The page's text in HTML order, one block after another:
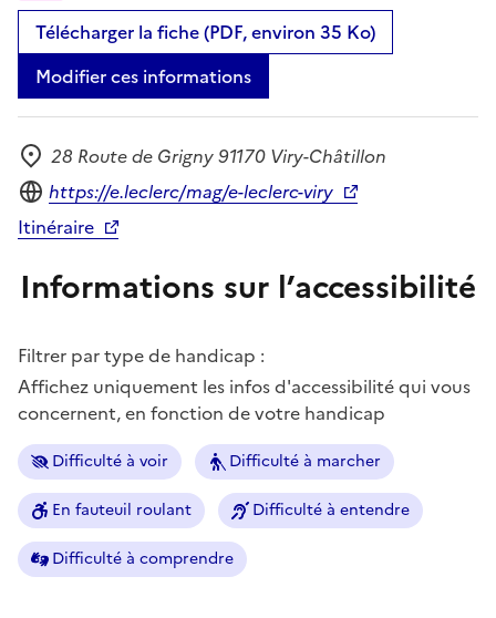
Télécharger la fiche (PDF, environ 35 Ko)
Modifier ces informations
Adresse
28 Route de Grigny 91170 Viry-Châtillon
Site internet
https://e.leclerc/mag/e-leclerc-viry
Itinéraire
Informations sur l’accessibilité
Filtrer par type de handicap :
Affichez uniquement les infos d'accessibilité qui vous
concernent, en fonction de votre handicap
Difficulté à voir Difficulté à marcher
En fauteuil roulant Difficulté à entendre
Difficulté à comprendre